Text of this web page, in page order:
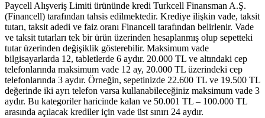
Paycell Alışveriş Limiti ürününde kredi Turkcell Finansman A.Ş.
(Financell) tarafından tahsis edilmektedir. Krediye ilişkin vade, taksit
tutarı, taksit adedi ve faiz oranı Financell tarafından belirlenir. Vade
ve taksit tutarları tek bir ürün üzerinden hesaplanmış olup sepetteki
tutar üzerinden değişiklik gösterebilir. Maksimum vade
bilgisayarlarda 12, tabletlerde 6 aydır. 20.000 TL ve altındaki cep
telefonlarında maksimum vade 12 ay, 20.000 TL üzerindeki cep
telefonlarında 3 aydır. Örneğin, sepetinizde 22.600 TL ve 19.500 TL
değerinde iki ayrı telefon varsa kullanabileceğiniz maksimum vade 3
aydır. Bu kategoriler haricinde kalan ve 50.001 TL – 100.000 TL
arasında açılacak krediler için vade üst sınırı 24 aydır.